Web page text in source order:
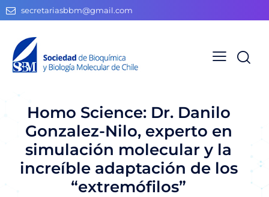
secretariasbbm@gmail.com
Homo Science: Dr. Danilo
Gonzalez-Nilo, experto en
simulación molecular y la
increíble adaptación de los
“extremófilos”